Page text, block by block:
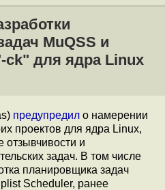
MuQSS и
ck" для ядра Linux
предупредил о намерении
проектов для ядра Linux,
и
задач. В том числе
планировщика задач
Scheduler, ранее